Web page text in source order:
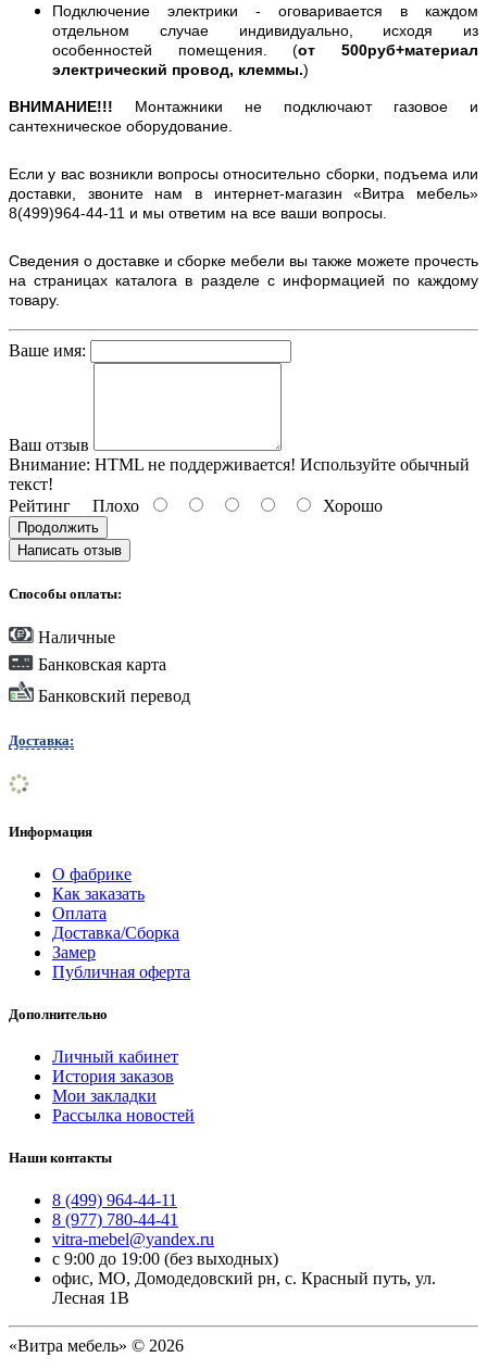
Подключение электрики - оговаривается в каждом
отдельном случае индивидуально, исходя из
особенностей помещения. (от 500руб+материал
электрический провод, клеммы.)
ВНИМАНИЕ!!! Монтажники не подключают газовое и
сантехническое оборудование.
Если у вас возникли вопросы относительно сборки, подъема или
доставки, звоните нам в интернет-магазин «Витра мебель»
8(499)964-44-11 и мы ответим на все ваши вопросы.
Сведения о доставке и сборке мебели вы также можете прочесть
на страницах каталога в разделе с информацией по каждому
товару.
Ваше имя:
Ваш отзыв
Внимание: HTML не поддерживается! Используйте обычный
текст!
Рейтинг Плохо Хорошо
Продолжить
Написать отзыв
Способы оплаты:
Наличные
Банковская карта
Банковский перевод
Доставка:
Информация
О фабрике
Как заказать
Оплата
Доставка/Сборка
Замер
Публичная оферта
Дополнительно
Личный кабинет
История заказов
Мои закладки
Рассылка новостей
Наши контакты
8 (499) 964-44-11
8 (977) 780-44-41
vitra-mebel@yandex.ru
с 9:00 до 19:00 (без выходных)
офис, МО, Домодедовский рн, с. Красный путь, ул.
Лесная 1В
«Витра мебель» © 2026